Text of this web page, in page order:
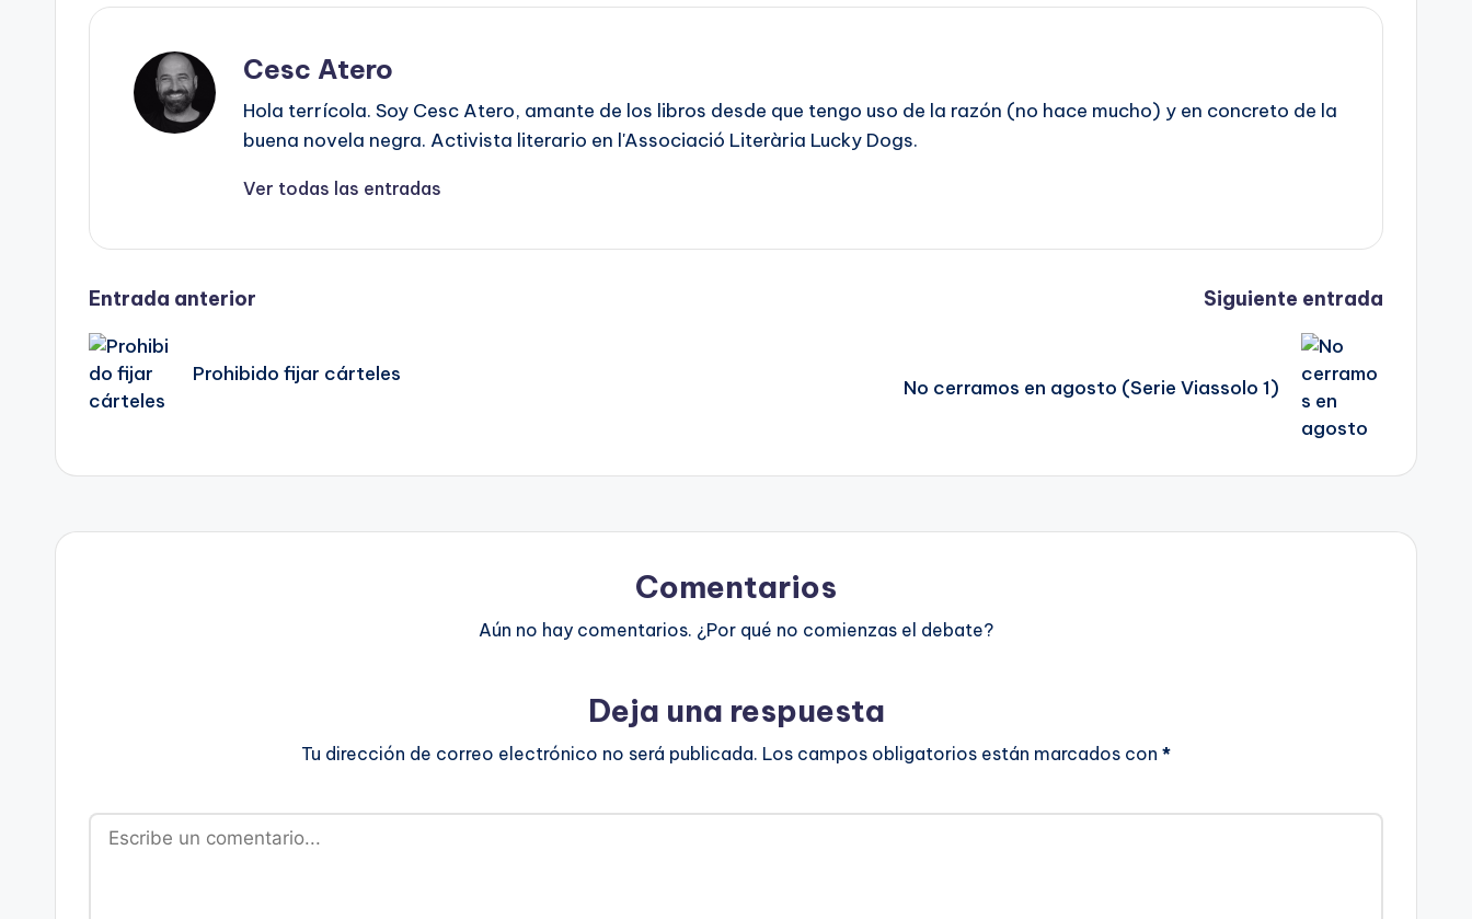
Cesc Atero
Hola terrícola. Soy Cesc Atero, amante de los libros desde que tengo uso de la razón (no hace mucho) y en concreto de la
buena novela negra. Activista literario en l'Associació Literària Lucky Dogs.
Ver todas las entradas
Navegación
de
entradas
Entrada anterior
Prohibido fijar cárteles
Siguiente entrada
No cerramos en agosto (Serie Viassolo 1)
Comentarios
Aún no hay comentarios. ¿Por qué no comienzas el debate?
Deja una respuesta
Tu dirección de correo electrónico no será publicada. Los campos obligatorios están marcados con *